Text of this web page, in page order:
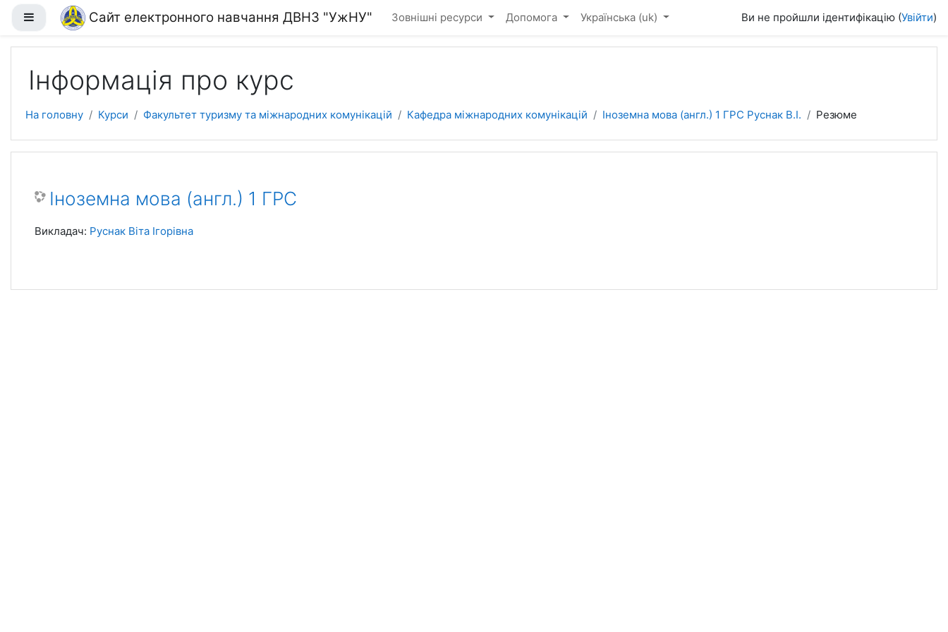
Перейти до головного вмісту
Бокова панельСайт електронного навчання ДВНЗ "УжНУ" Зовнішні ресурси Допомога Українська ‎(uk)‎ Ви не пройшли ідентифікацію (Увійти)
Інформація про курс
На головну Курси Факультет туризму та міжнародних комунікацій Кафедра міжнародних комунікацій Іноземна мова (англ.) 1 ГРС Руснак В.І. Резюме
Іноземна мова (англ.) 1 ГРС
Викладач: Руснак Віта Ігорівна